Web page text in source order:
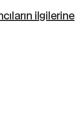
ilgilerine